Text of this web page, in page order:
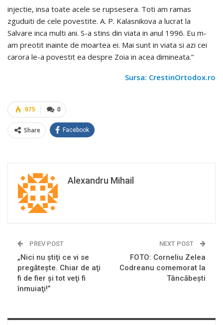
injectie, insa toate acele se rupsesera. Toti am ramas
zguduiti de cele povestite. A. P. Kalasnikova a lucrat la
Salvare inca multi ani. S-a stins din viata in anul 1996. Eu m-
am preotit inainte de moartea ei. Mai sunt in viata si azi cei
carora le-a povestit ea despre Zoia in acea dimineata.”
Sursa: CrestinOrtodox.ro
0
975
Share Facebook
Alexandru Mihail
PREV POST
„Nici nu ştiţi ce vi se
pregăteşte. Chiar de aţi
fi de fier şi tot veţi fi
înmuiaţi!”
NEXT POST
FOTO: Corneliu Zelea
Codreanu comemorat la
Tâncăbeşti